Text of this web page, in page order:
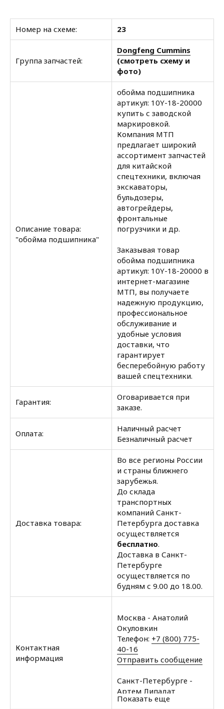
Номер на схеме: 23
Группа запчастей:
Dongfeng Cummins
(смотреть схему и
фото)
Описание товара:
"обойма подшипника"
обойма подшипника
артикул: 10Y-18-20000
купить с заводской
маркировкой.
Компания МТП
предлагает широкий
ассортимент запчастей
для китайской
спецтехники, включая
экскаваторы,
бульдозеры,
автогрейдеры,
фронтальные
погрузчики и др.
Заказывая товар
обойма подшипника
артикул: 10Y-18-20000 в
интернет-магазине
МТП, вы получаете
надежную продукцию,
профессиональное
обслуживание и
удобные условия
доставки, что
гарантирует
бесперебойную работу
вашей спецтехники.
Гарантия:
Оговаривается при
заказе.
Оплата:
Наличный расчет
Безналичный расчет
Доставка товара:
Во все регионы России
и страны ближнего
зарубежья.
До склада
транспортных
компаний Санкт-
Петербурга доставка
осуществляется
бесплатно.
Доставка в Санкт-
Петербурге
осуществляется по
будням с 9.00 до 18.00.
Контактная
информация
Москва - Анатолий
Окуловкин
Телефон: +7 (800) 775-
40-16
Отправить сообщение
Санкт-Петербурге -
Артем Липадат
Телефон:+7 (812) 602-
Показать еще